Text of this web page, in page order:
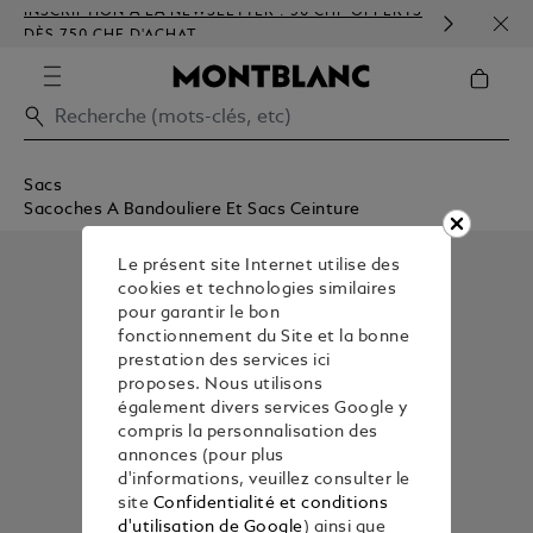
INSCRIPTION À LA NEWSLETTER : 50 CHF OFFERTS
DÈS 750 CHF D'ACHAT
Sacs
Sacoches A Bandouliere Et Sacs Ceinture
Le présent site Internet utilise des
cookies et technologies similaires
pour garantir le bon
fonctionnement du Site et la bonne
prestation des services ici
proposes. Nous utilisons
également divers services Google y
compris la personnalisation des
annonces (pour plus
d'informations, veuillez consulter le
site Confidentialité et conditions
d'utilisation de Google) ainsi que